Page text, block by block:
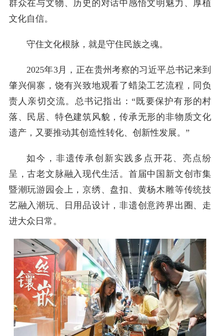
群众在与文物、历史的对话中感悟文明魅力、厚植
文化自信。
守住文化根脉，就是守住民族之魂。
2025年3月，正在贵州考察的习近平总书记来到
肇兴侗寨，饶有兴致地观看了蜡染工艺流程，同负
责人亲切交流。总书记指出：“既要保护有形的村
落、民居、特色建筑风貌，传承无形的非物质文化
遗产，又要推动其创造性转化、创新性发展。”
如今，非遗传承创新实践多点开花、亮点纷
呈，古老文脉融入现代生活。首届中国新文创市集
暨潮玩游园会上，京绣、盘扣、黄杨木雕等传统技
艺融入潮玩、日用品设计，非遗创意跨界出圈、走
进大众日常。